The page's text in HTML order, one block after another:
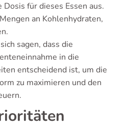
für dieses Essen aus.
an Kohlenhydraten,
sagen, dass die
in die
entscheidend ist, um die
zu maximieren und den